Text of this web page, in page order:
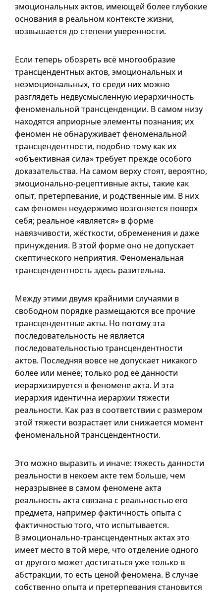
эмоциональных актов, имеющей более глубокие
основания в реальном контексте жизни,
возвышается до степени уверенности.
Если теперь обозреть всё многообразие
трансцендентных актов, эмоциональных и
неэмоциональных, то среди них можно
разглядеть недвусмысленную иерархичность
феноменальной трансценденции. В самом низу
находятся априорные элементы познания; их
феномен не обнаруживает феноменальной
трансцендентности, подобно тому как их
«объективная сила» требует прежде особого
доказательства. На самом верху стоят, вероятно,
эмоционально-рецептивные акты, такие как
опыт, претерпевание, и родственные им. В них
сам феномен неудержимо возгоняется поверх
себя; реальное «является» в форме
навязчивости, жёсткости, обременения и даже
принуждения. В этой форме оно не допускает
скептического неприятия. Феноменальная
трансцендентность здесь разительна.
Между этими двумя крайними случаями в
свободном порядке размещаются все прочие
трансцендентные акты. Но потому эта
последовательность не является
последовательностью трансцендентности
актов. Последняя вовсе не допускает никакого
более или менее; только род её данности
иерархизируется в феномене акта. И эта
иерархия идентична иерархии тяжести
реальности. Как раз в соответствии с размером
этой тяжести возрастает или снижается момент
феноменальной трансцендентности.
Это можно выразить и иначе: тяжесть данности
реальности в некоем акте тем больше, чем
неразрывнее в самом феномене акта
реальность акта связана с реальностью его
предмета, например фактичность опыта с
фактичностью того, что испытывается.
В эмоционально-трансцендентных актах это
имеет место в той мере, что отделение одного
от другого может достигаться уже только в
абстракции, то есть ценой феномена. В случае
собственно опыта и претерпевания становится